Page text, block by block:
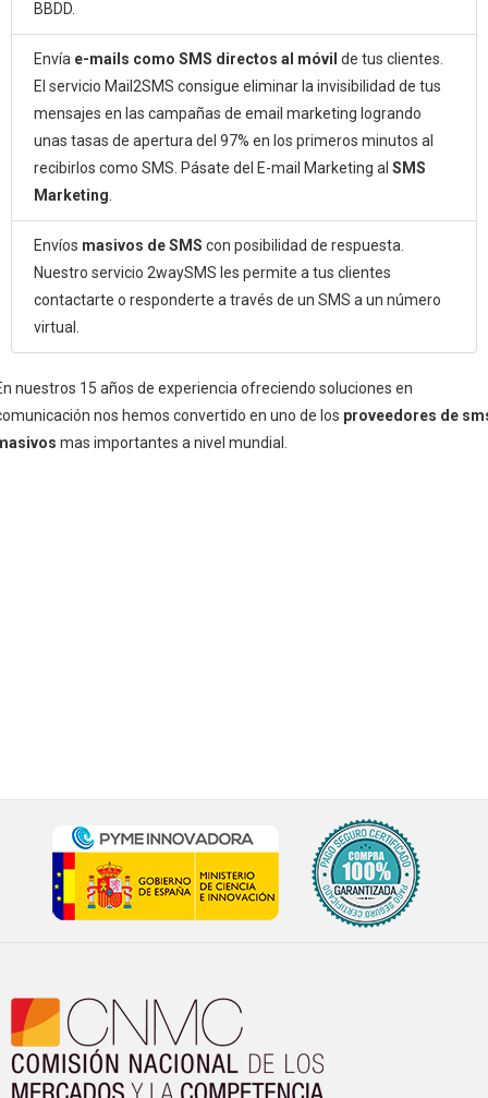
BBDD.
Envía e-mails como SMS directos al móvil de tus clientes.
El servicio Mail2SMS consigue eliminar la invisibilidad de tus
mensajes en las campañas de email marketing logrando
unas tasas de apertura del 97% en los primeros minutos al
recibirlos como SMS. Pásate del E-mail Marketing al SMS
Marketing.
Envíos masivos de SMS con posibilidad de respuesta.
Nuestro servicio 2waySMS les permite a tus clientes
contactarte o responderte a través de un SMS a un número
virtual.
nuestros 15 años de experiencia ofreciendo soluciones en
nos hemos convertido en uno de los proveedores de
mas importantes a nivel mundial.